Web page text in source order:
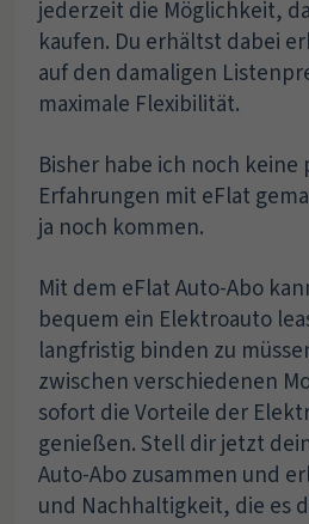
jederzeit die Möglichkeit,
kaufen. Du erhältst dabei
auf den damaligen
maximale Flexibilität.
Bisher habe ich noch
Erfahrungen mit eFlat
ja noch kommen.
Mit dem eFlat Auto-Abo
bequem ein Elektroauto
langfristig binden zu
zwischen verschiedenen
sofort die Vorteile der
genießen. Stell dir jetzt
Auto-Abo zusammen und
und Nachhaltigkeit, die es